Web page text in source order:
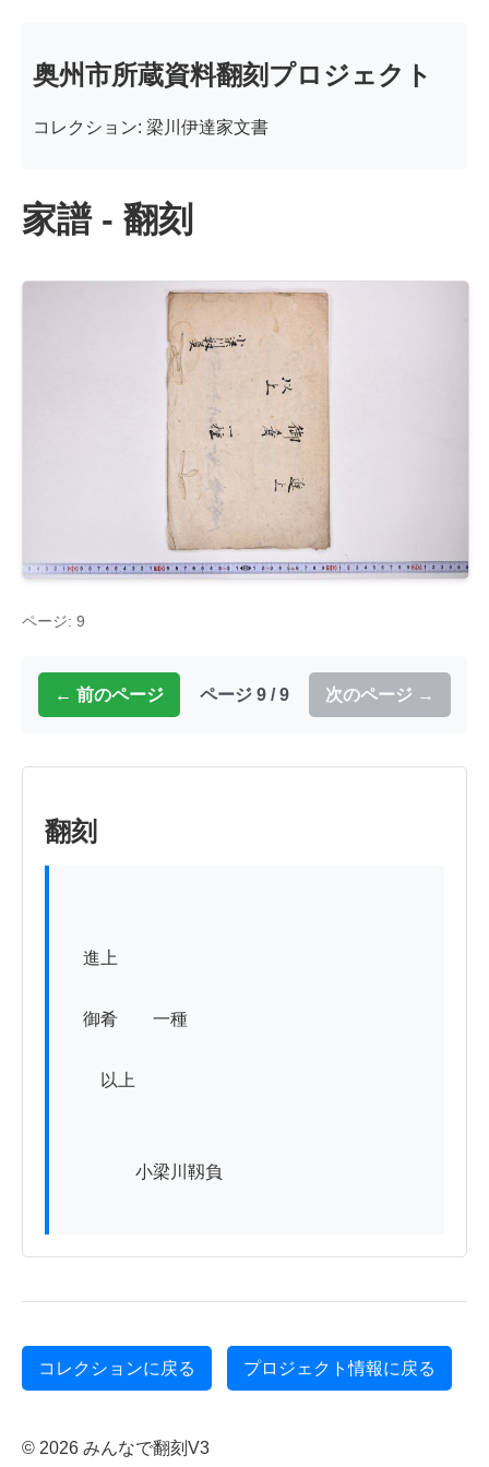
奥州市所蔵資料翻刻プロジェクト
コレクション: 梁川伊達家文書
家譜 - 翻刻
ページ: 9
← 前のページ ページ 9 / 9 次のページ →
翻刻
進上
御肴　　一種
以上
小梁川靱負
コレクションに戻る プロジェクト情報に戻る
© 2026 みんなで翻刻V3